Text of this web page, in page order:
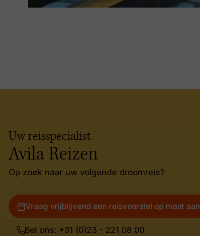
Uw reisspecialist
Avila Reizen
Op zoek naar uw volgende droomreis?
Vraag vrijblijvend een reisvoorstel op maat aan
Bel ons: +31 (0)23 - 221 08 00